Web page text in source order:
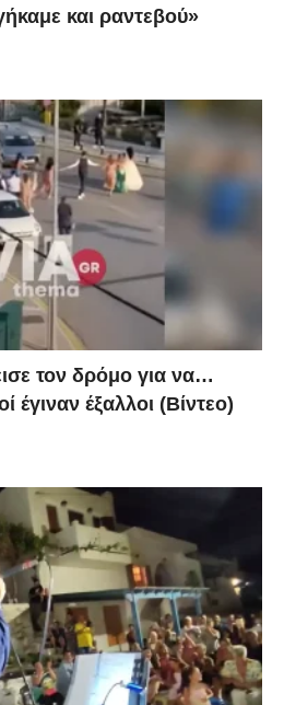
και ραντεβού»
τον δρόμο για να…
έγιναν έξαλλοι (Βίντεο)